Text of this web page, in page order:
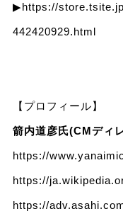
▶https://
442420929.html
【プロフィール】
箭内道彦氏(CMディ
https://
https://
https://